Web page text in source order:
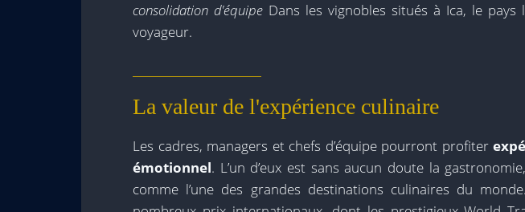
consolidation d'équipe Dans les vignobles situés à Ica, le
voyageur.
La valeur de l'expérience culinaire
Les cadres, managers et chefs d’équipe pourront profiter
émotionnel. L’un d’eux est sans aucun doute la
comme l’une des grandes destinations culinaires du